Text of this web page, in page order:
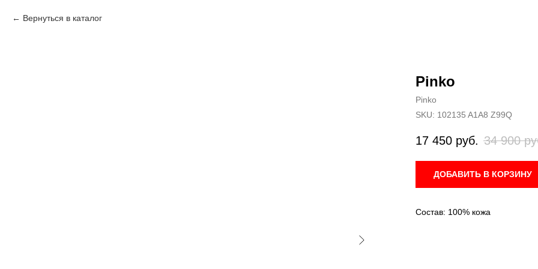
Вернуться в каталог
Pinko
Pinko
SKU: 102135 A1A8 Z99Q
17 450 руб. 34 900
ДОБАВИТЬ В КОРЗИНУ
Состав: 100% кожа